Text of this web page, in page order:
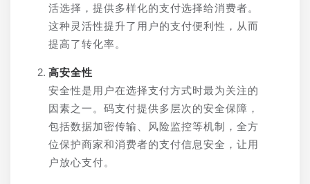
活选择，提供多样化的支付选择给消费者。
这种灵活性提升了用户的支付便利性，从而
提高了转化率。
高安全性
安全性是用户在选择支付方式时最为关注的
因素之一。码支付提供多层次的安全保障，
包括数据加密传输、风险监控等机制，全方
位保护商家和消费者的支付信息安全，让用
户放心支付。